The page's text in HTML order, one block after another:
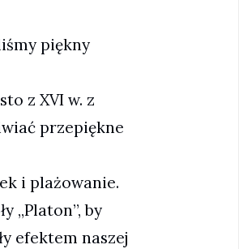
piękny
z XVI w. z
przepiękne
i plażowanie.
„Platon”, by
efektem naszej